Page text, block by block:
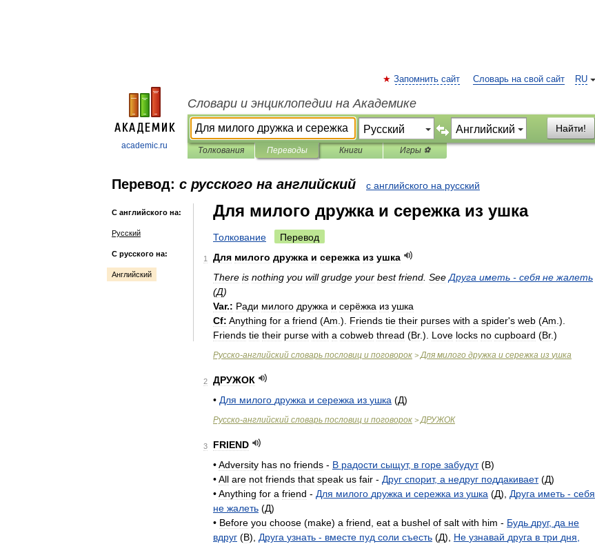
academic.ru
RU
Запомнить сайт Словарь на свой сайт
Словари и энциклопедии на Академике
Найти!
Толкования Переводы Книги Игры ⚽
Перевод: с русского на английский с английского на русский
С английского на:
Русский
С русского на:
Английский
Для милого дружка и сережка из ушка
Толкование Перевод
1 Для милого дружка и сережка из ушка
There is nothing you will grudge your best friend See Друга иметь - себя не жалеть
(Д)
Var.: Ради милого дружка и серёжка из ушка
Cf: Anything for a friend (Am ). Friends tie their purses with a spider's web (Am ).
Friends tie their purse with a cobweb thread (Br.). Love locks no cupboard (Br.)
Русско-английский словарь пословиц и поговорок > Для милого дружка и сережка из ушка
2
ДРУЖОК
• Для милого дружка и сережка из ушка (Д)
Русско-английский словарь пословиц и поговорок > ДРУЖОК
3
FRIEND
•Adversity has no friends - В радости сыщут, в горе забудут(B)
•All are not friends that speak us fair - Друг спорит, а недруг поддакивает(Д)
•Anything for a friend - Для милого дружка и сережка из ушка (Д), Друга иметь - себя
не жалеть (Д)
• Before you choose (make) a friend eat a bushel of salt with him - Будь друг, да не
вдруг (B), Друга узнать - вместе пуд соли съесть (Д), Не узнавай друга в три дня